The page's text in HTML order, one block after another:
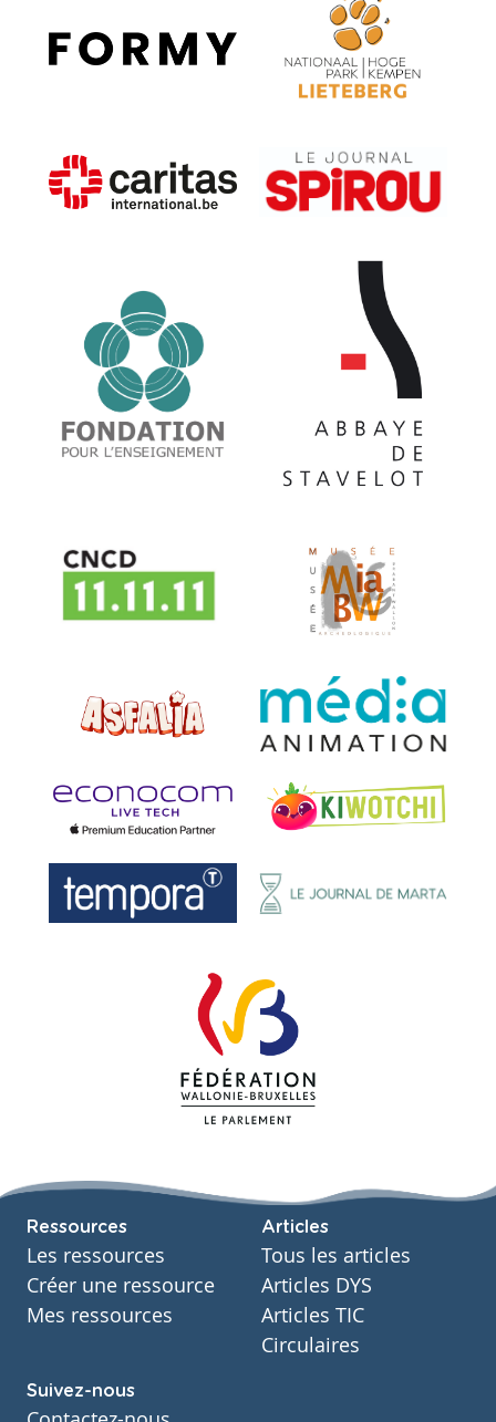
Ressources
Les ressources
Créer une ressource
Mes ressources
Articles
Tous les articles
Articles DYS
Articles TIC
Circulaires
Suivez-nous